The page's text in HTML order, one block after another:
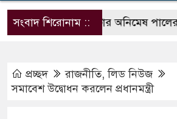
সংবাদ শিরোনাম ::
সাব-রেজিস্ট্রার অনিমেষ পালের
প্রচ্ছদ রাজনীতি,লিড নিউজ
সমাবেশ উদ্বোধন করলেন প্রধানমন্ত্রী